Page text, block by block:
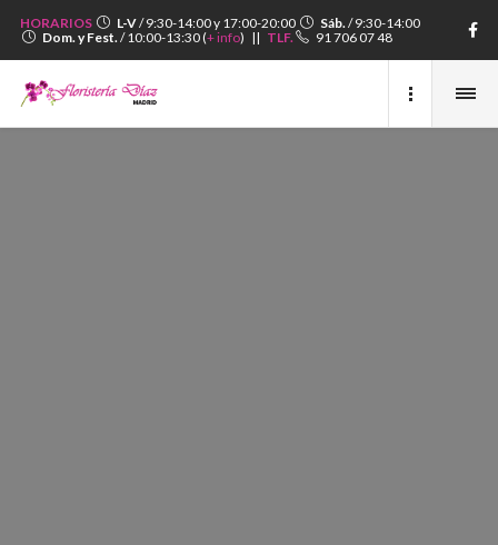
HORARIOS L-V/ 9:30-14:00 y 17:00-20:00 Sáb./ 9:30-14:00
Dom. y Fest./ 10:00-13:30 (+ info) || TLF. 91 706 07 48